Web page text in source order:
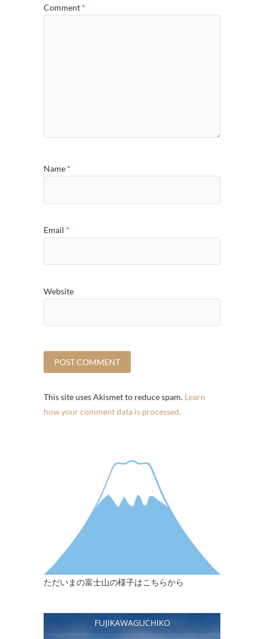
Comment *
Name *
Email *
Website
This site uses Akismet to reduce spam. Learn
how your comment data is processed.
ただいまの富士山の様子はこちらから
FUJIKAWAGUCHIKO